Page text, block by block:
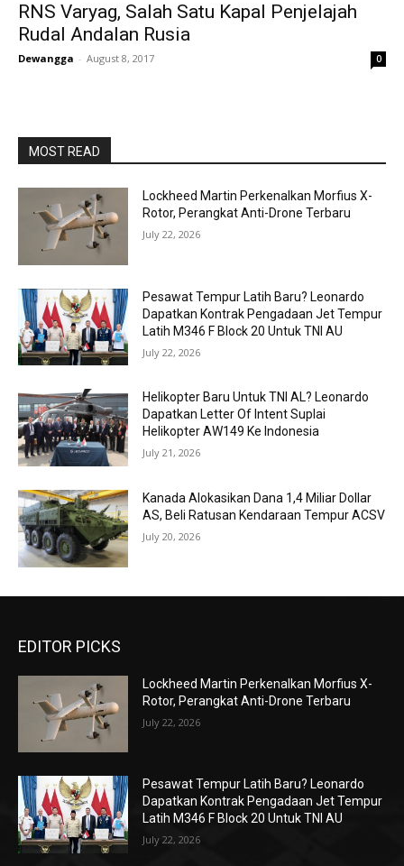
RNS Varyag, Salah Satu Kapal Penjelajah
Rudal Andalan Rusia
Dewangga - August 8, 2017 0
MOST READ
Lockheed Martin Perkenalkan Morfius X-
Rotor, Perangkat Anti-Drone Terbaru
July 22, 2026
Pesawat Tempur Latih Baru? Leonardo
Dapatkan Kontrak Pengadaan Jet Tempur
Latih M346 F Block 20 Untuk TNI AU
July 22, 2026
Helikopter Baru Untuk TNI AL? Leonardo
Dapatkan Letter Of Intent Suplai
Helikopter AW149 Ke Indonesia
July 21, 2026
Kanada Alokasikan Dana 1,4 Miliar Dollar
AS, Beli Ratusan Kendaraan Tempur ACSV
July 20, 2026
EDITOR PICKS
Lockheed Martin Perkenalkan Morfius X-
Rotor, Perangkat Anti-Drone Terbaru
July 22, 2026
Pesawat Tempur Latih Baru? Leonardo
Dapatkan Kontrak Pengadaan Jet Tempur
Latih M346 F Block 20 Untuk TNI AU
July 22, 2026